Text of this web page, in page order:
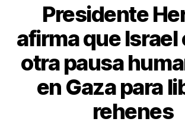
Presidente
afirma que Israel
otra pausa
en Gaza para
rehenes